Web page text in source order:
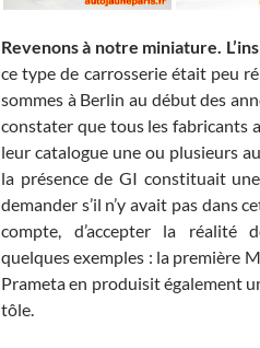
Revenons à notre miniature.
ce type de carrosserie était peu
sommes à Berlin au début des
constater que tous les fabricants
leur catalogue une ou plusieurs
la présence de GI constituait
demander s’il n’y avait pas dans
compte, d’accepter la réalité
quelques exemples : la première
Prameta en produisit également
tôle.